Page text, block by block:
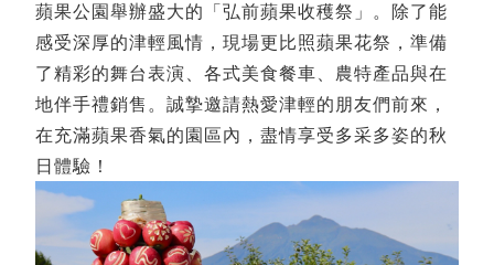
蘋果公園舉辦盛大的「弘前蘋果收穫祭」。除了能
感受深厚的津輕風情，現場更比照蘋果花祭，準備
了精彩的舞台表演、各式美食餐車、農特產品與在
地伴手禮銷售。誠摯邀請熱愛津輕的朋友們前來，
在充滿蘋果香氣的園區內，盡情享受多采多姿的秋
日體驗！